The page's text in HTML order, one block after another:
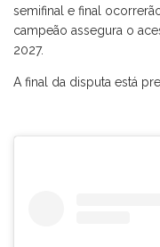
semifinal e final
campeão assegura o
2027.
A final da disputa está